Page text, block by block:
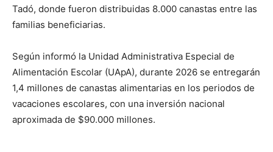
Tadó, donde fueron distribuidas 8.000 canastas entre las
familias beneficiarias.
Según informó la Unidad Administrativa Especial de
Alimentación Escolar (UApA), durante 2026 se entregarán
1,4 millones de canastas alimentarias en los periodos de
vacaciones escolares, con una inversión nacional
aproximada de $90.000 millones.